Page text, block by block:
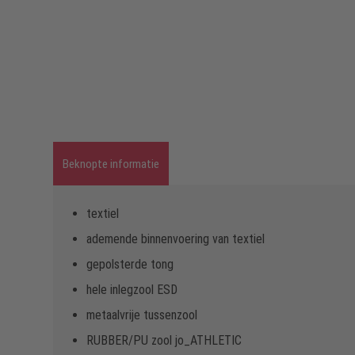
Beknopte informatie
textiel
ademende binnenvoering van textiel
gepolsterde tong
hele inlegzool ESD
metaalvrije tussenzool
RUBBER/PU zool jo_ATHLETIC